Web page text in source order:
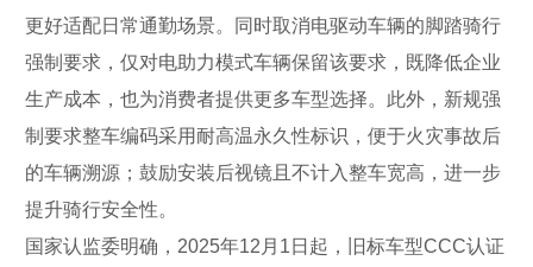
更好适配日常通勤场景。同时取消电驱动车辆的脚踏骑行
强制要求，仅对电助力模式车辆保留该要求，既降低企业
生产成本，也为消费者提供更多车型选择。此外，新规强
制要求整车编码采用耐高温永久性标识，便于火灾事故后
的车辆溯源；鼓励安装后视镜且不计入整车宽高，进一步
提升骑行安全性。
国家认监委明确，2025年12月1日起，旧标车型CCC认证